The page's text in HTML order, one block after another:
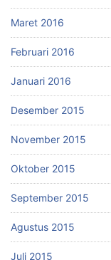
Maret 2016
Februari 2016
Januari 2016
Desember 2015
November 2015
Oktober 2015
September 2015
Agustus 2015
Juli 2015